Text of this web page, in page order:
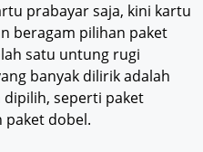
prabayar saja, kini kartu
beragam pilihan paket
satu untung rugi
banyak dilirik adalah
dipilih, seperti paket
paket dobel.